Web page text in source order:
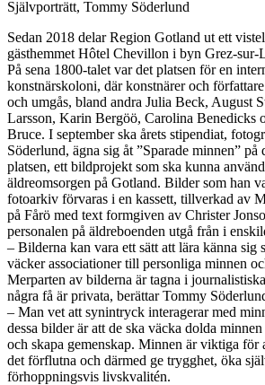
Självporträtt, Tommy Söderlund
Sedan 2018 delar Region Gotland ut ett
gästhemmet Hôtel Chevillon i byn Grez-sur-
På sena 1800-talet var det platsen för en
konstnärskoloni, där konstnärer och
och umgås, bland andra Julia Beck, August
Larsson, Karin Bergöö, Carolina Benedicks
Bruce. I september ska årets stipendiat,
Söderlund, ägna sig åt ”Sparade minnen” på
platsen, ett bildprojekt som ska kunna
äldreomsorgen på Gotland. Bilder som han
fotoarkiv förvaras i en kassett, tillverkad av
på Fårö med text formgiven av Christer
personalen på äldreboenden utgå från i
– Bilderna kan vara ett sätt att lära känna sig
väcker associationer till personliga minnen
Merparten av bilderna är tagna i
några få är privata, berättar Tommy
– Man vet att synintryck interagerar med
dessa bilder är att de ska väcka dolda
och skapa gemenskap. Minnen är viktiga för
det förflutna och därmed ge trygghet, öka
förhoppningsvis livskvalitén.